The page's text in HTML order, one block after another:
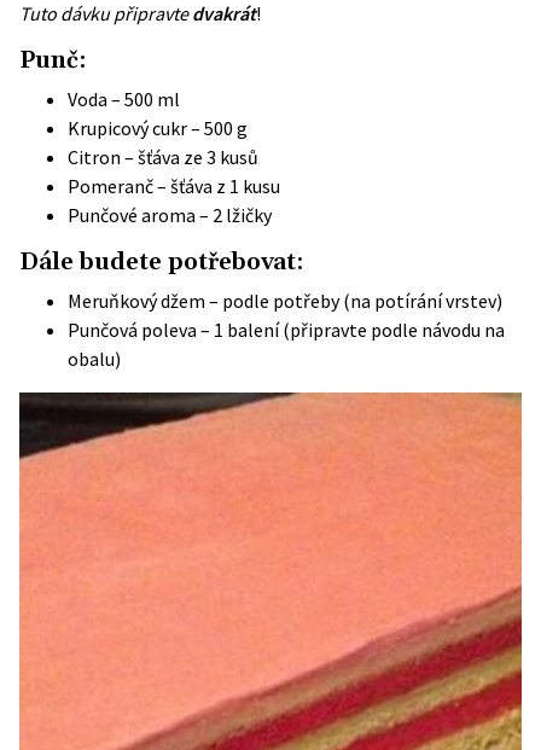
Tuto dávku připravtedvakrát!
Punč:
Voda – 500 ml
Krupicový cukr – 500 g
Citron – šťáva ze 3 kusů
Pomeranč – šťáva z 1 kusu
Punčové aroma – 2 lžičky
Dále budete potřebovat:
Meruňkový džem – podle potřeby (na potírání vrstev)
Punčová poleva – 1 balení (připravte podle návodu na
obalu)